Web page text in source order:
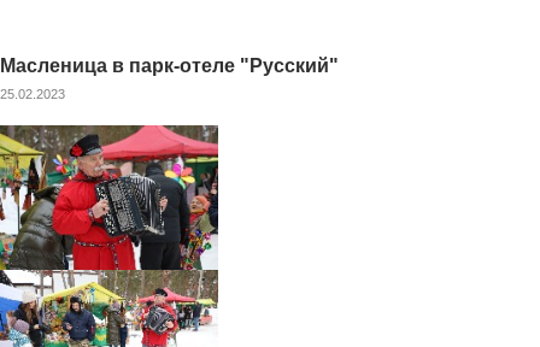
Масленица в парк-отеле "Русский"
25.02.2023